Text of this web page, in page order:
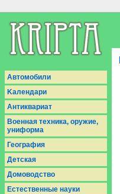
Aвтомобили
Kалендари
Антиквариат
Военная техника, оружие,
униформа
География
Детская
Домоводство
Естественные науки